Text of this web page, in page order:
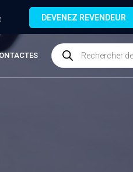
DEVENEZ REVENDEUR